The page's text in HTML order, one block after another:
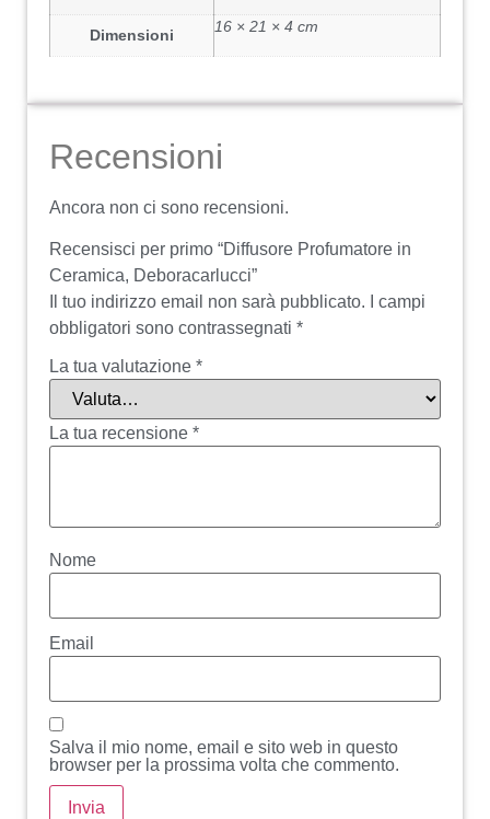
Dimensioni 16 × 21 × 4 cm
Recensioni
Ancora non ci sono recensioni.
Recensisci per primo “Diffusore Profumatore in
Ceramica, Deboracarlucci”
Il tuo indirizzo email non sarà pubblicato.
I campi
obbligatori sono contrassegnati *
La tua valutazione *
La tua recensione *
Nome
Email
Salva il mio nome, email e sito web in questo
browser per la prossima volta che commento.